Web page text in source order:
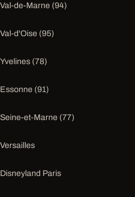
Val-de-Marne (94)
Val-d'Oise (95)
Yvelines (78)
Essonne (91)
Seine-et-Marne (77)
Versailles
Disneyland Paris